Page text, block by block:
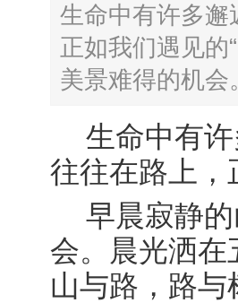
生命中有许多邂
正如我们遇见的
美景难得的机
生命中有
往往在路上，
早晨寂静
会。晨光洒在
山与路，路